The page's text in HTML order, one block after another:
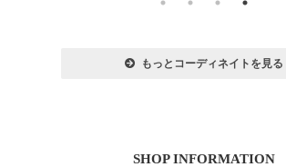
もっとコーディネイトを見る
SHOP INFORMATION